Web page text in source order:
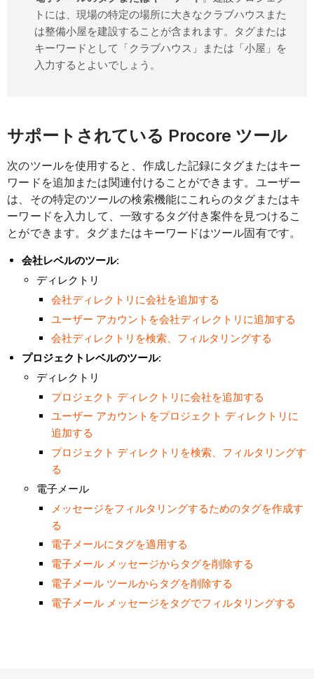
トには、現場の特定の場所に大きなクラブハウスまた
は整備小屋を建設することが含まれます。タグまたは
キーワードとして「クラブハウス」または「小屋」を
入力するとよいでしょう。
サポートされている Procore ツール
次のツールを使用すると、作成した記録にタグまたはキー
ワードを追加または関連付けることができます。ユーザー
は、その特定のツールの検索機能にこれらのタグまたはキ
ーワードを入力して、一致するタグ付き案件を見つけるこ
とができます。タグまたはキーワードはツール固有です。
会社レベルのツール:
ディレクトリ
会社ディレクトリに会社を追加する
ユーザー アカウントを会社ディレクトリに追加する
会社ディレクトリを検索、フィルタリングする
プロジェクトレベルのツール:
ディレクトリ
プロジェクト ディレクトリに会社を追加する
ユーザー アカウントをプロジェクト ディレクトリに
追加する
プロジェクト ディレクトリを検索、フィルタリングす
る
電子メール
メッセージをフィルタリングするためのタグを作成す
る
電子メールにタグを適用する
電子メール メッセージからタグを削除する
電子メール ツールからタグを削除する
電子メール メッセージをタグでフィルタリングする